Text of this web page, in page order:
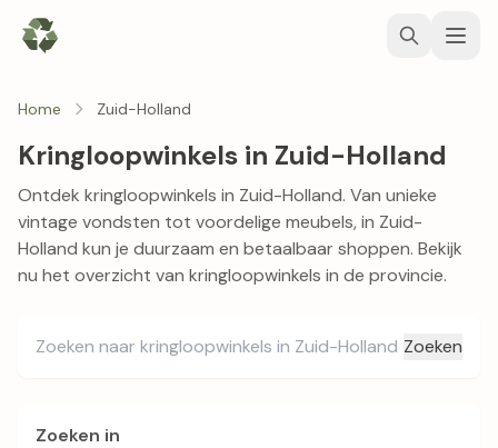
Home Zuid-Holland
Kringloopwinkels in Zuid-Holland
Ontdek kringloopwinkels in Zuid-Holland. Van unieke
vintage vondsten tot voordelige meubels, in Zuid-
Holland kun je duurzaam en betaalbaar shoppen. Bekijk
nu het overzicht van kringloopwinkels in de provincie.
Zoeken
Zoeken in